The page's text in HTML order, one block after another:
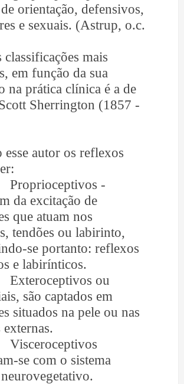
orientação, defensivos,
e sexuais. (Astrup, o.c.
classificações mais
em função da sua
na prática clínica é a de
Sherrington (1857 -
esse autor os reflexos
Proprioceptivos -
da excitação de
que atuam nos
tendões ou labirinto,
se portanto: reflexos
e labirínticos.
Exteroceptivos ou
são captados em
situados na pele ou nas
externas.
Visceroceptivos
se com o sistema